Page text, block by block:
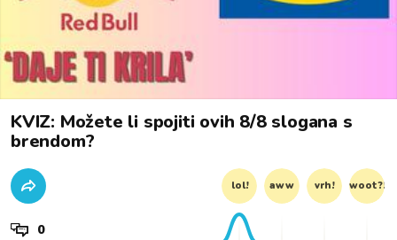
KVIZ: Možete li spojiti ovih 8/8 slogana s
brendom?
lol! aww vrh! woot?!
0